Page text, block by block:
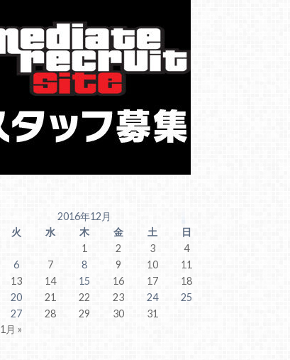
2016年12月
火 水 木 金 土
日
1
2 3
4
6 7 8 9 10
11
13 14 15 16 17
18
20 21 22 23 24
25
27 28 29 30
31
1月 »